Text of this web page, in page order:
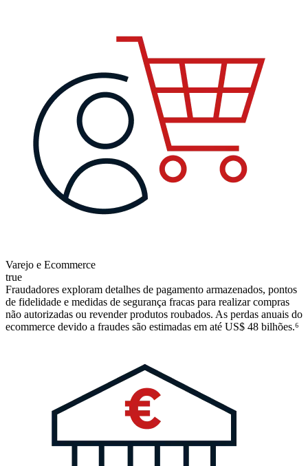
Varejo e Ecommerce
true
Fraudadores exploram detalhes de pagamento armazenados, pontos
de fidelidade e medidas de segurança fracas para realizar compras
não autorizadas ou revender produtos roubados. As perdas anuais do
ecommerce devido a fraudes são estimadas em até US$ 48 bilhões.⁶